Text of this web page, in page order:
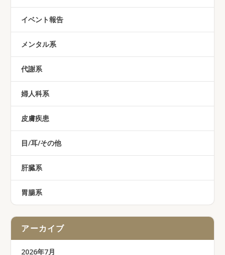
イベント報告
メンタル系
代謝系
婦人科系
皮膚疾患
目/耳/その他
肝臓系
胃腸系
アーカイブ
2026年7月